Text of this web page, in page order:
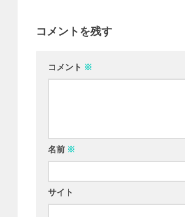
コメントを残す
コメント ※
名前 ※
サイト